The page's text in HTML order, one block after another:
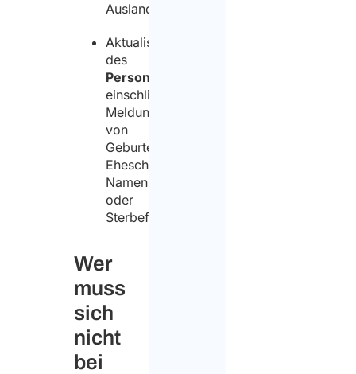
Ausland;
Aktualisierung
des
Personenstands
einschließlich
Meldung
von
Geburten,
Eheschließungen,
Namensänderungen
oder
Sterbefällen.
Wer
muss
sich
nicht
bei